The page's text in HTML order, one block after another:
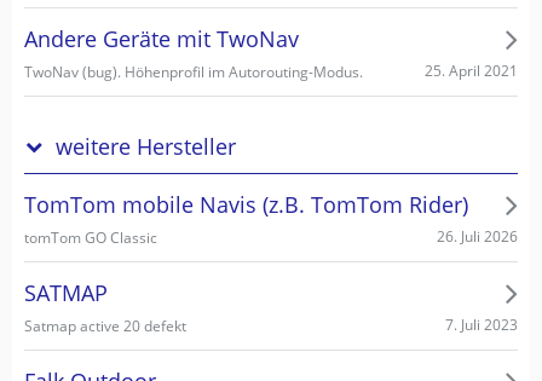
Andere Geräte mit TwoNav
TwoNav (bug). Höhenprofil im Autorouting-Modus. 25. April 2021
weitere Hersteller
TomTom mobile Navis (z.B. TomTom Rider)
tomTom GO Classic 26. Juli 2026
SATMAP
Satmap active 20 defekt 7. Juli 2023